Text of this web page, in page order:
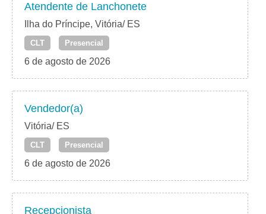
Atendente de Lanchonete
Ilha do Príncipe, Vitória/ ES
CLT Presencial
6 de agosto de 2026
Vendedor(a)
Vitória/ ES
CLT Presencial
6 de agosto de 2026
Recepcionista